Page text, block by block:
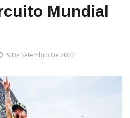
Mundial
9 De Setembro De 2022